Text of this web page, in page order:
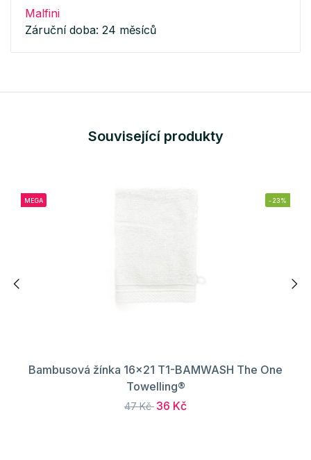
Malfini
Záruční doba: 24 měsíců
Související produkty
MEGA -23%
Bambusová žínka 16x21 T1-BAMWASH The One
Towelling®
47 Kč 36 Kč